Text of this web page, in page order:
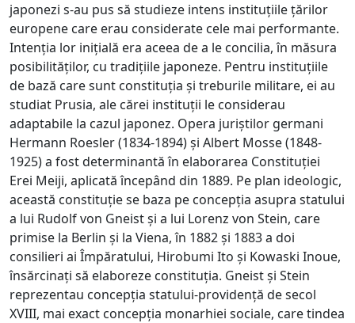
japonezi s-au pus să studieze intens instituțiile țărilor
europene care erau considerate cele mai performante.
Intenția lor inițială era aceea de a le concilia, în măsura
posibilităților, cu tradițiile japoneze. Pentru instituțiile
de bază care sunt constituția și treburile militare, ei au
studiat Prusia, ale cărei instituții le considerau
adaptabile la cazul japonez. Opera juriștilor germani
Hermann Roesler (1834-1894) și Albert Mosse (1848-
1925) a fost determinantă în elaborarea Constituției
Erei Meiji, aplicată începând din 1889. Pe plan ideologic,
această constituție se baza pe concepția asupra statului
a lui Rudolf von Gneist și a lui Lorenz von Stein, care
primise la Berlin și la Viena, în 1882 și 1883 a doi
consilieri ai Împăratului, Hirobumi Ito și Kowaski Inoue,
însărcinați să elaboreze constituția. Gneist și Stein
reprezentau concepția statului-providență de secol
XVIII, mai exact concepția monarhiei sociale, care tindea